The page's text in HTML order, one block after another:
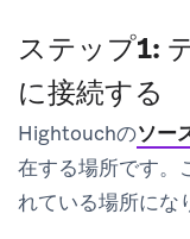
ステップ1:
に接続する
Hightouchのソー
在する場所です。
れている場所にな